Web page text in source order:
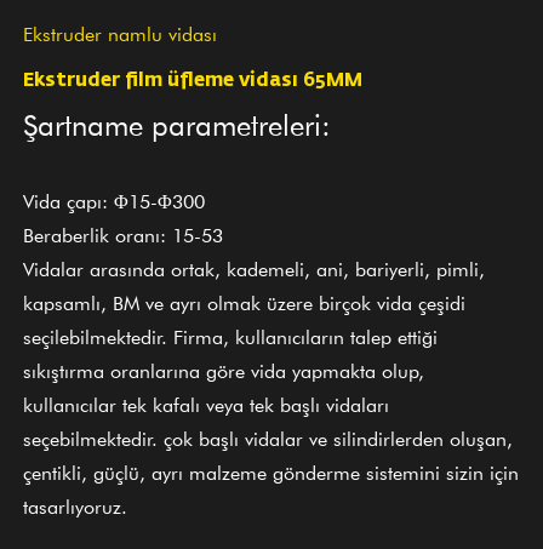
Ekstruder namlu vidası
Ekstruder film üfleme vidası 65MM
Şartname parametreleri:
Vida çapı: Φ15-Φ300
Beraberlik oranı: 15-53
Vidalar arasında ortak, kademeli, ani, bariyerli, pimli,
kapsamlı, BM ve ayrı olmak üzere birçok vida çeşidi
seçilebilmektedir. Firma, kullanıcıların talep ettiği
sıkıştırma oranlarına göre vida yapmakta olup,
kullanıcılar tek kafalı veya tek başlı vidaları
seçebilmektedir. çok başlı vidalar ve silindirlerden oluşan,
çentikli, güçlü, ayrı malzeme gönderme sistemini sizin için
tasarlıyoruz.